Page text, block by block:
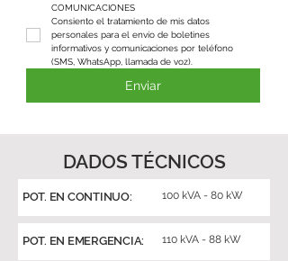
COMUNICACIONES
Consiento el tratamiento de mis datos
personales para el envío de boletines
informativos y comunicaciones por teléfono
(SMS, WhatsApp, llamada de voz).
Enviar
DADOS TÉCNICOS
POT. EN CONTINUO: 100 kVA - 80 kW
POT. EN EMERGENCIA: 110 kVA - 88 kW